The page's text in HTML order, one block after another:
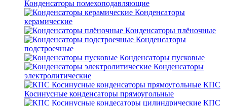
Конденсаторы помехоподавляющие
Конденсаторы
керамические
Конденсаторы плёночные
Конденсаторы
подстроечные
Конденсаторы пусковые
Конденсаторы
электролитические
КПС
Косинусные конденсаторы прямоугольные
КПС